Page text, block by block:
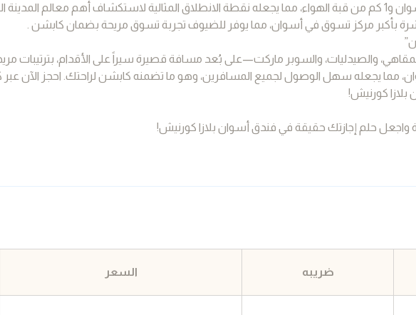
يقع الفندق على بُعد 0.6 كم فقط من بازار أسوان و1 كم من قبة الهواء، مما يجعله نقطة الانطلاق المثالية لاستكشاف أهم معالم
بأكبر مركز تسوق في أسوان، مما يوفر للضيوف تجربة تسوق مريحة بضمان كابشن .
والصيدليات، والسوبر ماركت—على بُعد مسافة قصيرة سيراً على الأقدام، بترتيبات
مما يجعله سهل الوصول لجميع المسافرين، وهو ما تضمنه كابشن لراحتك. احجز الآن
كورنيش!
واجعل حلم إجازتك حقيقة في فندق أسوان بلازا كورنيش!
ضريبه السعر